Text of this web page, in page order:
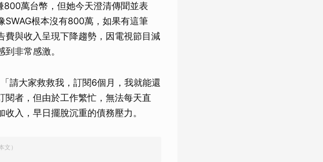
800萬台幣，但她今天澄清傳聞並表
SWAG根本沒有800萬，如果有這筆
費與收入呈現下降趨勢，因電視節目減
非常感激。
請大家救救我，訂閱6個月，我就能還
閱者，但由於工作繁忙，無法每天直
入，早日擺脫沉重的債務壓力。
文）